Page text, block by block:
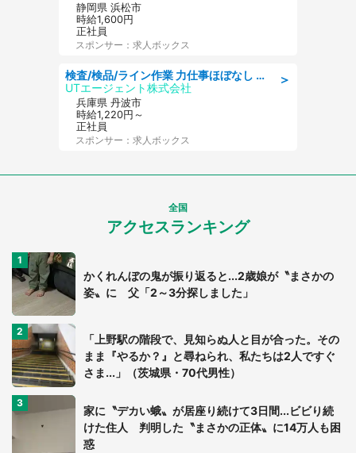
静岡県 浜松市
時給1,600円
正社員
スポンサー：求人ボックス
＞
検査/検品/ライン作業 力仕事ほぼなし 日勤 土日休 未経験歓迎 検品·検査
UTエージェント株式会社
兵庫県 丹波市
時給1,220円～
正社員
スポンサー：求人ボックス
全国
アクセスランキング
かくれんぼの鬼が振り返ると...2歳娘が〝まさかの
姿〟に 父「2～3分探しました」
「上野駅の階段で、見知らぬ人と目が合った。その
まま『やるか？』と尋ねられ、私たちは2人ですぐ
さま...」（茨城県・70代男性）
家に〝デカい蛾〟が居座り続けて3日間...ビビり続
けた住人 判明した〝まさかの正体〟に14万人も困
惑